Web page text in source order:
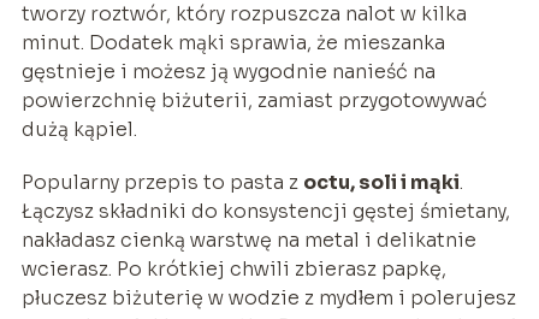
tworzy roztwór, który rozpuszcza nalot w kilka
minut. Dodatek mąki sprawia, że mieszanka
gęstnieje i możesz ją wygodnie nanieść na
powierzchnię biżuterii, zamiast przygotowywać
dużą kąpiel.
Popularny przepis to pasta z octu, soli i mąki.
Łączysz składniki do konsystencji gęstej śmietany,
nakładasz cienką warstwę na metal i delikatnie
wcierasz. Po krótkiej chwili zbierasz papkę,
płuczesz biżuterię w wodzie z mydłem i polerujesz